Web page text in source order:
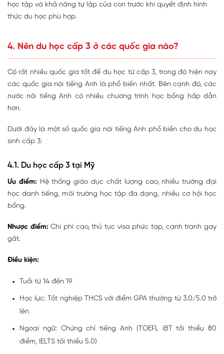
học tập và khả năng tự lập của con trước khi quyết định hình
thức du học phù hợp.
4. Nên du học cấp 3 ở các quốc gia nào?
Có rất nhiều quốc gia tốt để du học từ cấp 3, trong đó hiện nay
các quốc gia nói tiếng Anh là phổ biến nhất. Bên cạnh đó, các
nước nói tiếng Anh có nhiều chương trình học bổng hấp dẫn
hơn.
Dưới đây là một số quốc gia nói tiếng Anh phổ biến cho du học
sinh cấp 3:
4.1. Du học cấp 3 tại Mỹ
Ưu điểm: Hệ thống giáo dục chất lượng cao, nhiều trường đại
học danh tiếng, môi trường học tập đa dạng, nhiều cơ hội học
bổng.
Nhược điểm:Chi phí cao, thủ tục visa phức tạp, cạnh tranh gay
gắt.
Điều kiện:
Tuổi từ 14 đến 19
Học lực: Tốt nghiệp THCS với điểm GPA thường từ 3.0/5.0 trở
lên
Ngoại ngữ: Chứng chỉ tiếng Anh (TOEFL iBT tối thiểu 80
điểm, IELTS tối thiểu 5.0)